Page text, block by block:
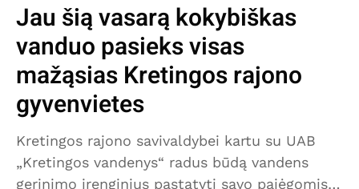
Jau šią vasarą kokybiškas
vanduo pasieks visas
mažąsias Kretingos rajono
gyvenvietes
Kretingos rajono savivaldybei kartu su UAB
„Kretingos vandenys“ radus būdą vandens
gerinimo įrenginius pastatyti savo pajėgomis